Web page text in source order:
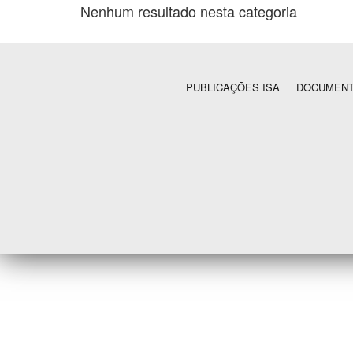
Nenhum resultado nesta categoria
PUBLICAÇÕES ISA